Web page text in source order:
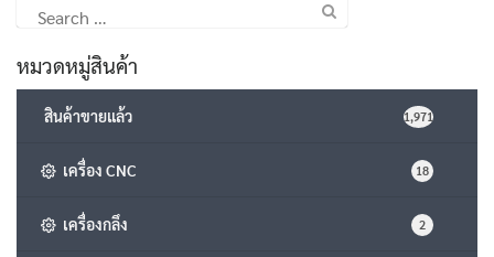
for:
หมวดหมู่สินค้า
สินค้าขายแล้ว 1,971
เครื่อง CNC 18
เครื่องกลึง 2